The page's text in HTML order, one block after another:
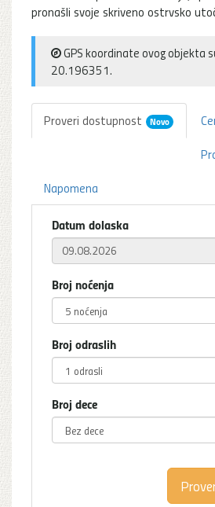
pronašli svoje skriveno ostrvsko
GPS koordinate ovog objekta
20.196351.
Proveri dostupnost Novo
Napomena
Datum dolaska
Broj noćenja
Broj odraslih
Broj dece